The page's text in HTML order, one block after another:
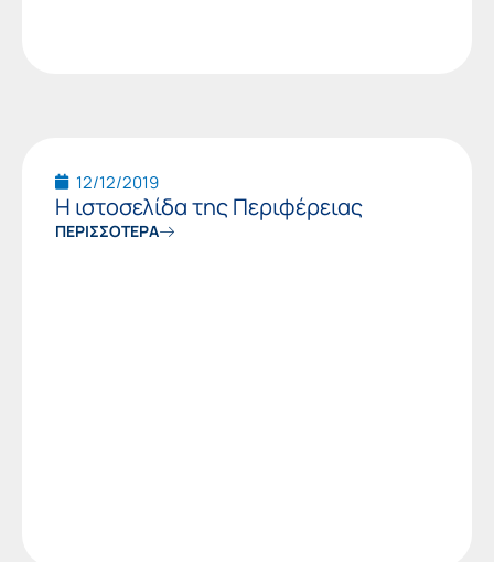
12/12/2019
Η ιστοσελίδα της Περιφέρειας
ΠΕΡΙΣΣΟΤΕΡΑ